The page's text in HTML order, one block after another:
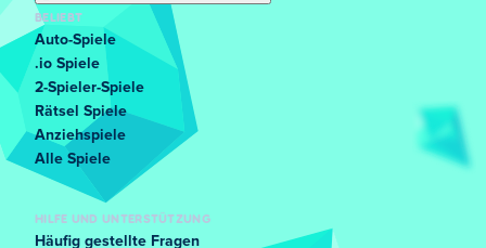
BELIEBT
Auto-Spiele
.io Spiele
2-Spieler-Spiele
Rätsel Spiele
Anziehspiele
Alle Spiele
HILFE UND UNTERSTÜTZUNG
Häufig gestellte Fragen